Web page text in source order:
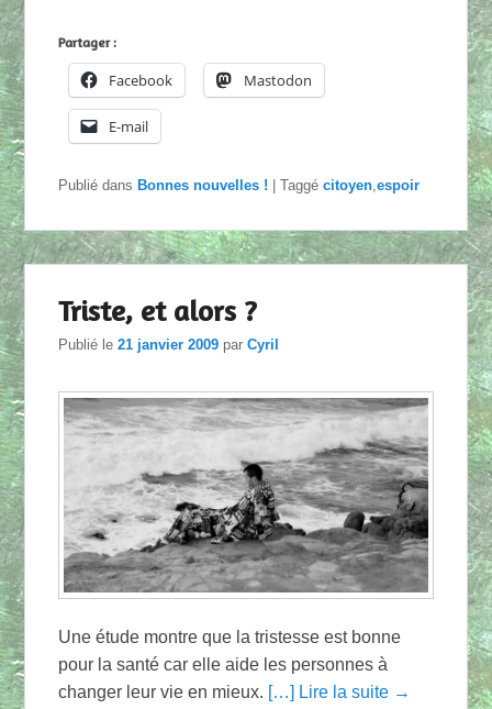
Partager :
Facebook Mastodon
E-mail
Publié dans Bonnes nouvelles ! |Taggé citoyen,espoir
Triste, et alors ?
Publié le21 janvier 2009 parCyril
Une étude montre que la tristesse est bonne
pour la santé car elle aide les personnes à
changer leur vie en mieux. […] Lire la suite →